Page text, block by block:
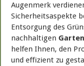
Augenmerk
Sicherheitsaspekte
Entsorgung des
nachhaltigen
helfen Ihnen, den
und effizient zu